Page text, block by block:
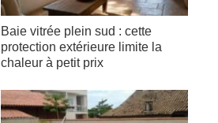
Baie vitrée plein sud : cette
protection extérieure limite la
chaleur à petit prix